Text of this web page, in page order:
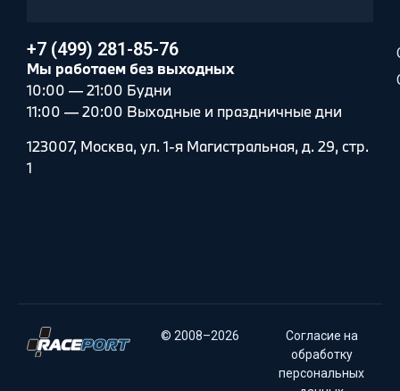
+7 (499) 281-85-76
Мы работаем без выходных
10:00 — 21:00 Будни
11:00 — 20:00 Выходные и праздничные дни
123007, Москва, ул. 1-я Магистральная, д. 29, стр.
1
© 2008–2026
Согласие на
обработку
персональных